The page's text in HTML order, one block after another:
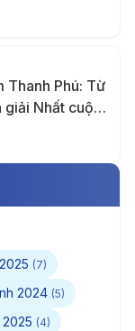
Thanh Phú: Từ
giải Nhất cuộc
(7)
2024 (5)
(4)